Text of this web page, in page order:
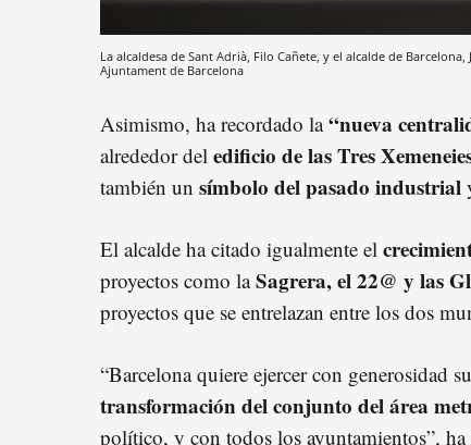
La alcaldesa de Sant Adrià, Filo Cañete, y el alcalde de
Ajuntament de Barcelona
Asimismo, ha recordado la“nueva
alrededor del edificio de las Tres
también un símbolo del pasado industrial
El alcalde ha citado igualmente el
proyectos como laSagrera, el 22@ y las
proyectos que se entrelazan entre los dos
“Barcelona quiere ejercer con generosidad
transformación del conjunto del área
político, y con todos los ayuntamientos”, ha